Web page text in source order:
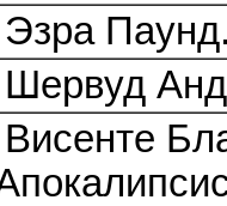
Эзра
Шервуд
Висенте